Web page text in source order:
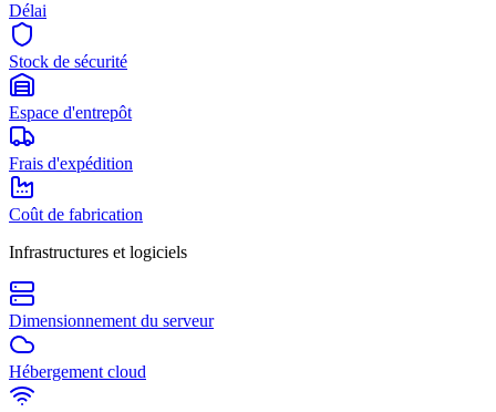
Délai
Stock de sécurité
Espace d'entrepôt
Frais d'expédition
Coût de fabrication
Infrastructures et logiciels
Dimensionnement du serveur
Hébergement cloud